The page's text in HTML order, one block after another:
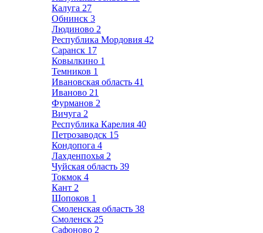
Калуга 27
Обнинск 3
Людиново 2
Республика Мордовия 42
Саранск 17
Ковылкино 1
Темников 1
Ивановская область 41
Иваново 21
Фурманов 2
Вичуга 2
Республика Карелия 40
Петрозаводск 15
Кондопога 4
Лахденпохья 2
Чуйская область 39
Токмок 4
Кант 2
Шопоков 1
Смоленская область 38
Смоленск 25
Сафоново 2